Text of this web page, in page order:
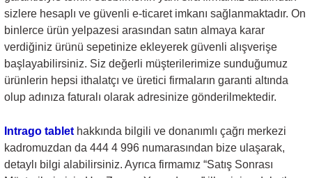
sizlere hesaplı ve güvenli e-ticaret imkanı sağlanmaktadır. On
binlerce ürün yelpazesi arasından satın almaya karar
verdiğiniz ürünü sepetinize ekleyerek güvenli alışverişe
başlayabilirsiniz. Siz değerli müşterilerimize sunduğumuz
ürünlerin hepsi ithalatçı ve üretici firmaların garanti altında
olup adınıza faturalı olarak adresinize gönderilmektedir.
Intrago tablet hakkında bilgili ve donanımlı çağrı merkezi
kadromuzdan da 444 4 996 numarasından bize ulaşarak,
detaylı bilgi alabilirsiniz. Ayrıca firmamız “Satış Sonrası